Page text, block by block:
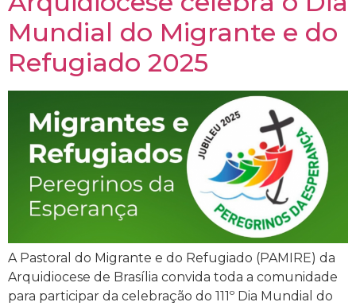
Mundial do Migrante e do
Refugiado 2025
A Pastoral do Migrante e do Refugiado (PAMIRE) da
Arquidiocese de Brasília convida toda a comunidade
para participar da celebração do 111º Dia Mundial do